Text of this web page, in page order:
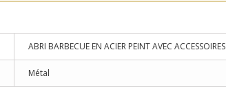
ABRI BARBECUE EN ACIER PEINT AVEC ACCESSOIRES
Métal